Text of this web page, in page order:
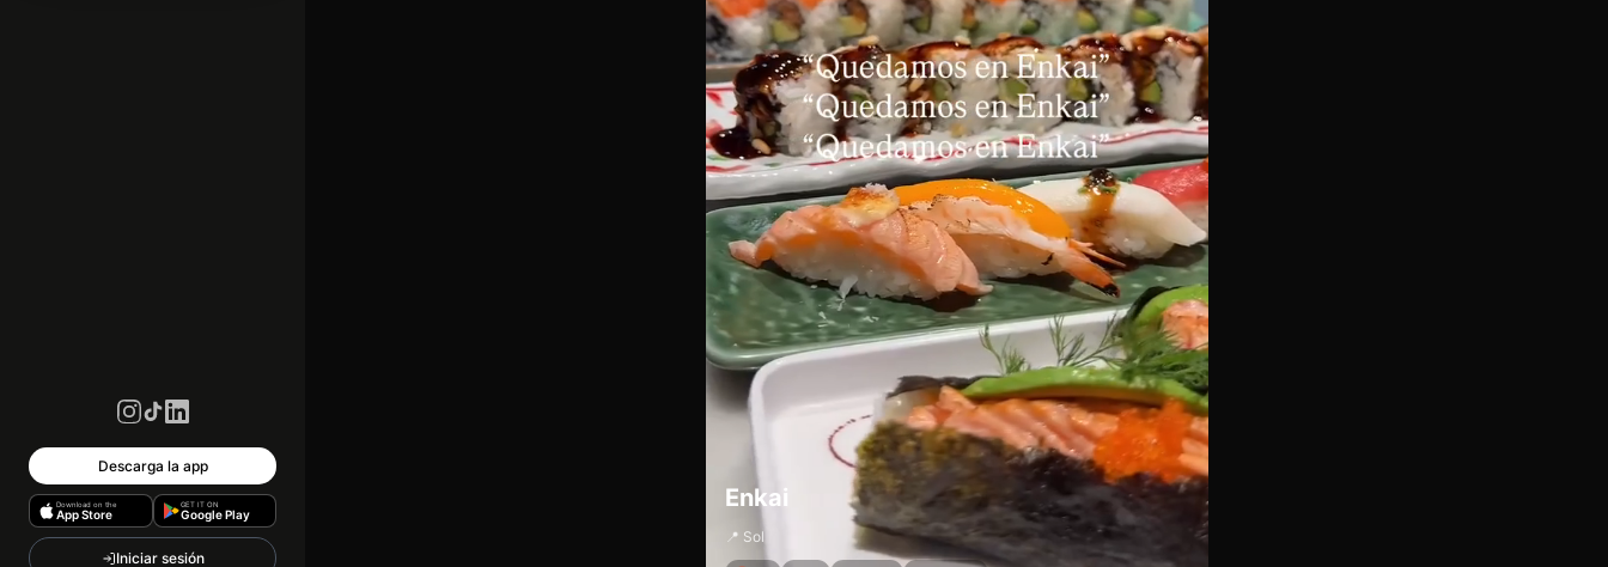
Descarga la app
Download on the
App Store
GET IT ON
Google Play
Iniciar sesión
Enkai
📍 Sol